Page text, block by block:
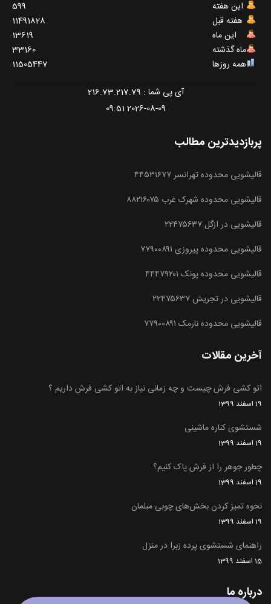
این هفته
هفته قبل
این ماه
ماه گذشته
همه روزها
599
11491828
13619
33160
11505447
آی پی شما : 216.73.217.79
2026-08-09 09:51
پربازدیدترین مطالب
قالیشویی محدوده تهرانسر ۴۴۵۳۱۶۷۷
قالیشویی محدوده شهرک غرب ۸۸۲۱۶۰۷۵
قالیشویی در ازگل ۲۲۴۷۵۶۳۷
قالیشویی محدوده پیروزی ۷۷۹۰۰۸۹۱
قالیشویی محدوده پونک ۴۴۴۷۹۲۰۱
قالیشویی در تجریش ۲۲۴۷۵۶۳۷
قالیشویی محدوده نارمک ۷۷۹۰۰۸۹۱
آخرین مقالات
اتو کشی فرش چیست و چه زمانی نیاز به اتو کشی فرش داریم ؟
19 اسفند 1399
شستشوی کناره ماشینی
19 اسفند 1399
چطور جوهر را از فرش پاک کنیم؟
19 اسفند 1399
نحوه تمیز کردن بخش‌های چوبی مبلمان
19 اسفند 1399
راهنمای شستشوی پرده زبرا در منزل
15 اسفند 1399
درباره ما